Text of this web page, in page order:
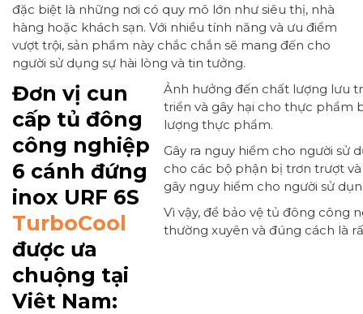
đặc biệt là những nơi có quy mô lớn như siêu thị, nhà
hàng hoặc khách sạn. Với nhiều tính năng và ưu điểm
vượt trội, sản phẩm này chắc chắn sẽ mang đến cho
người sử dụng sự hài lòng và tin tưởng.
Đơn vị cun
cấp tủ đông
công nghiệp
6 cánh đứng
inox URF 6S
TurboCool
được ưa
chuộng tại
Viêt Nam:
Ảnh hưởng đến chất lượng lưu
triển và gây hại cho thực phẩm
lượng thực phẩm.
Gây ra nguy hiểm cho người sử
cho các bộ phận bị trơn trượt
gây nguy hiểm cho người sử
Vì vậy, để bảo vệ tủ đông công
thường xuyên và đúng cách là